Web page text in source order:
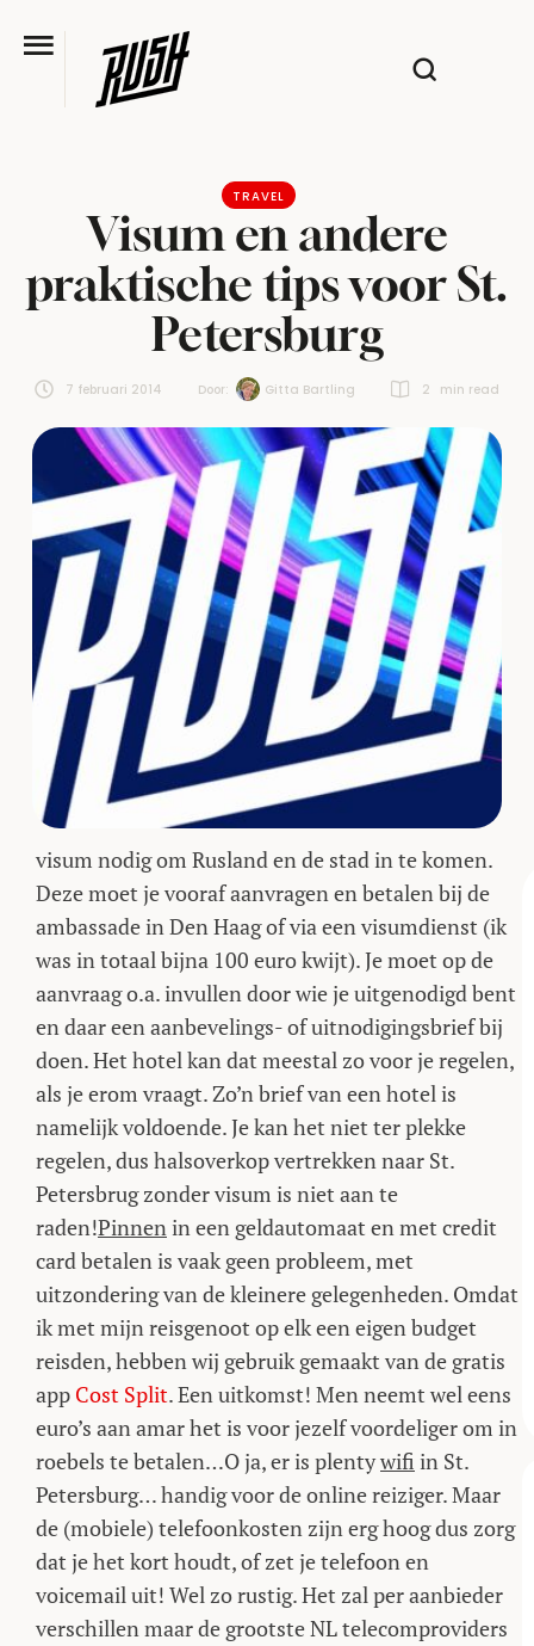
TRAVEL
Visum en andere
praktische tips voor St.
Petersburg
7 februari 2014 Door: Gitta Bartling 2 min read
visum nodig om Rusland en de stad in te komen.
Deze moet je vooraf aanvragen en betalen bij de
ambassade in Den Haag of via een visumdienst (ik
was in totaal bijna 100 euro kwijt). Je moet op de
aanvraag o.a. invullen door wie je uitgenodigd bent
en daar een aanbevelings- of uitnodigingsbrief bij
doen. Het hotel kan dat meestal zo voor je regelen,
als je erom vraagt. Zo’n brief van een hotel is
namelijk voldoende. Je kan het niet ter plekke
regelen, dus halsoverkop vertrekken naar St.
Petersbrug zonder visum is niet aan te
raden!Pinnenin een geldautomaat en met credit
card betalen is vaak geen probleem, met
uitzondering van de kleinere gelegenheden. Omdat
ik met mijn reisgenoot op elk een eigen budget
reisden, hebben wij gebruik gemaakt van de gratis
app Cost Split. Een uitkomst! Men neemt wel eens
euro’s aan amar het is voor jezelf voordeliger om in
roebels te betalen…O ja, er is plentywifi in St.
Petersburg… handig voor de online reiziger. Maar
de (mobiele) telefoonkosten zijn erg hoog dus zorg
dat je het kort houdt, of zet je telefoon en
voicemail uit! Wel zo rustig. Het zal per aanbieder
verschillen maar de grootste NL telecomproviders